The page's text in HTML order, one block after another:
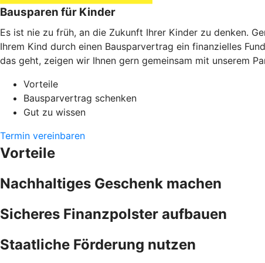
Bausparen für Kinder
Es ist nie zu früh, an die Zukunft Ihrer Kinder zu denken.
Ihrem Kind durch einen Bausparvertrag ein finanzielles
das geht, zeigen wir Ihnen gern gemeinsam mit unserem
Vorteile
Bausparvertrag schenken
Gut zu wissen
Termin vereinbaren
Vorteile
Nachhaltiges Geschenk machen
Sicheres Finanzpolster aufbauen
Staatliche Förderung nutzen